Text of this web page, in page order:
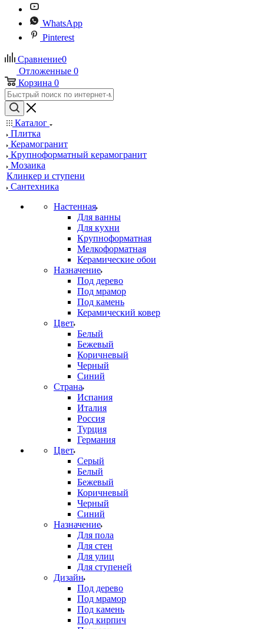
WhatsApp
Pinterest
Сравнение0
Отложенные 0
Корзина 0
Каталог
Плитка
Керамогранит
Крупноформатный керамогранит
Мозаика
Клинкер и ступени
Сантехника
Настенная
Для ванны
Для кухни
Крупноформатная
Мелкоформатная
Керамические обои
Назначение
Под дерево
Под мрамор
Под камень
Керамический ковер
Цвет
Белый
Бежевый
Коричневый
Черный
Синий
Страна
Испания
Италия
Россия
Турция
Германия
Цвет
Серый
Белый
Бежевый
Коричневый
Черный
Синий
Назначение
Для пола
Для стен
Для улиц
Для ступеней
Дизайн
Под дерево
Под мрамор
Под камень
Под кирпич